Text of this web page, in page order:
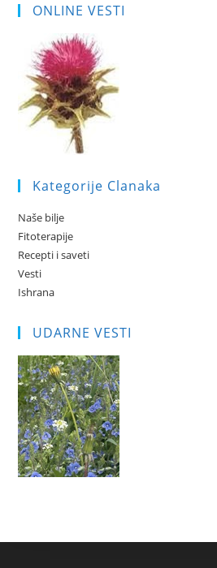
ONLINE VESTI
Kategorije Clanaka
Naše bilje
Fitoterapije
Recepti i saveti
Vesti
Ishrana
UDARNE VESTI